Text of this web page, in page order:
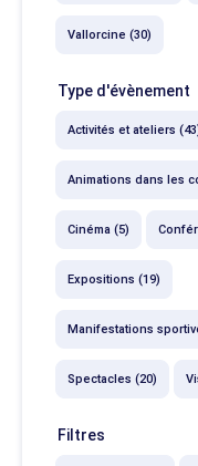
Vallorcine (30)
Type d'évènement
Activités et ateliers
Animations dans les
Cinéma (5)
Expositions (19)
Manifestations
Spectacles (20)
Filtres